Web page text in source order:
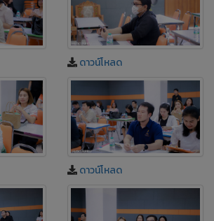
ดาวน์โหลด
ดาวน์โหลด